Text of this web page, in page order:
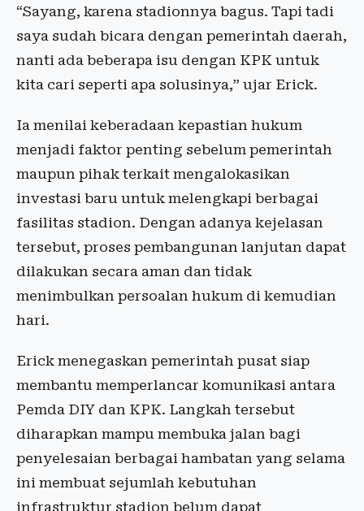
“Sayang, karena stadionnya bagus. Tapi tadi
saya sudah bicara dengan pemerintah daerah,
nanti ada beberapa isu dengan KPK untuk
kita cari seperti apa solusinya,” ujar Erick.
Ia menilai keberadaan kepastian hukum
menjadi faktor penting sebelum pemerintah
maupun pihak terkait mengalokasikan
investasi baru untuk melengkapi berbagai
fasilitas stadion. Dengan adanya kejelasan
tersebut, proses pembangunan lanjutan dapat
dilakukan secara aman dan tidak
menimbulkan persoalan hukum di kemudian
hari.
Erick menegaskan pemerintah pusat siap
membantu memperlancar komunikasi antara
Pemda DIY dan KPK. Langkah tersebut
diharapkan mampu membuka jalan bagi
penyelesaian berbagai hambatan yang selama
ini membuat sejumlah kebutuhan
infrastruktur stadion belum dapat